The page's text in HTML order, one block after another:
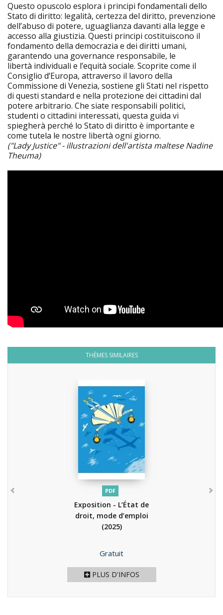
Questo opuscolo esplora i principi fondamentali dello
Stato di diritto: legalità, certezza del diritto, prevenzione
dell’abuso di potere, uguaglianza davanti alla legge e
accesso alla giustizia. Questi principi costituiscono il
fondamento della democrazia e dei diritti umani,
garantendo una governance responsabile, le
libertà individuali e l’equità sociale. Scoprite come il
Consiglio d’Europa, attraverso il lavoro della
Commissione di Venezia, sostiene gli Stati nel rispetto
di questi standard e nella protezione dei cittadini dal
potere arbitrario. Che siate responsabili politici,
studenti o cittadini interessati, questa guida vi
spiegherà perché lo Stato di diritto è importante e
come tutela le nostre libertà ogni giorno.
("Lady Justice" - illustrazioni dell'artista maltese Nadine
Theuma)
THÈMES SIMILAIRES
PDF
Exposition - L’État de
droit, mode d’emploi
(2025)
Prix
Gratuit
PLUS D'INFOS